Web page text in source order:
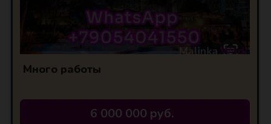
Много работы
6 000 000 руб.